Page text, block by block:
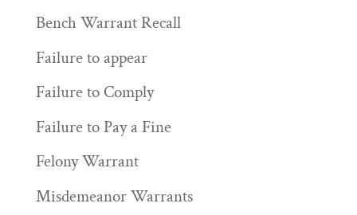
Bench Warrant Recall
Failure to appear
Failure to Comply
Failure to Pay a Fine
Felony Warrant
Misdemeanor Warrants